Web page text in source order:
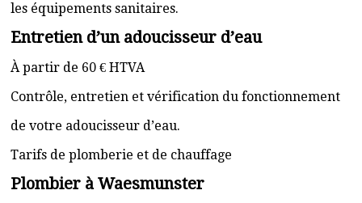
les équipements sanitaires.
Entretien d’un adoucisseur d’eau
À partir de 60 € HTVA
Contrôle, entretien et vérification du fonctionnement
de votre adoucisseur d’eau.
Tarifs de plomberie et de chauffage
Plombier à Waesmunster